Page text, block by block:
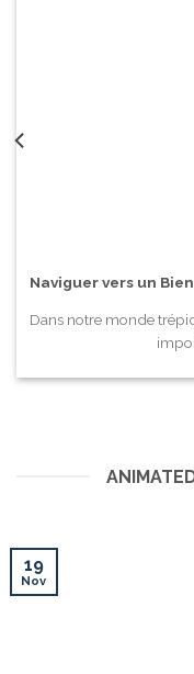
Naviguer vers un
Dans notre monde
19
Nov